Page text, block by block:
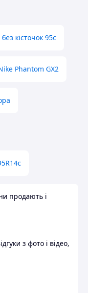
кісточок 95с
Phantom GX2
продають і
з фото і відео,